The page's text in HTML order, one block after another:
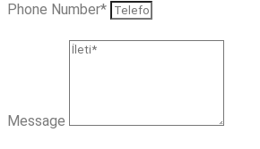
Phone Number*
Message